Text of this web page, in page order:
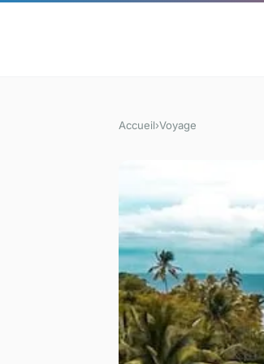
Accueil›Voyage